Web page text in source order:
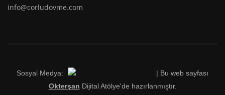
info@corludovme.com
Sosyal Medya:
| Bu web sayfası
Okterşan Dijital Atölye'de hazırlanmıştır.